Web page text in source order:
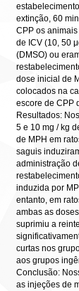
extinção, 60
CPP os
de ICV (10, 50
(DMSO) ou
dose inicial de
colocados na
escore de CPP
Resultados:
5 e 10 mg / kg
de MPH em
saguis
administração
induzida por
entanto, em
ambas as
suprimiu a
curtas nos
aos grupos
Conclusão:
as injeções de